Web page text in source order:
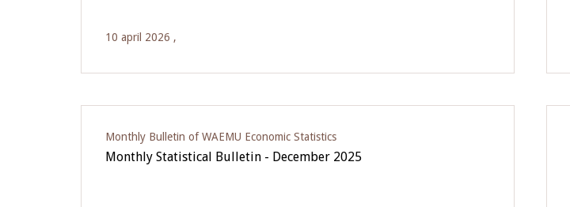
10 april 2026 ,
Monthly Bulletin of WAEMU Economic Statistics
Monthly Statistical Bulletin - December 2025